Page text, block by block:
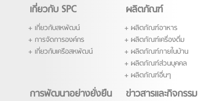
เกี่ยวกับ SPC
เกี่ยวกับสหพัฒน์
การจัดการองค์กร
เกี่ยวกับเครือสหพัฒน์
ผลิตภัณฑ์
ผลิตภัณฑ์อาหาร
ผลิตภัณฑ์เครื่องดื่ม
ผลิตภัณฑ์ภายในบ้าน
ผลิตภัณฑ์ส่่วนบุคคล
ผลิตภัณฑ์อื่นๆ
การพัฒนาอย่างยั่งยืน ข่าวสารและกิจกรรม